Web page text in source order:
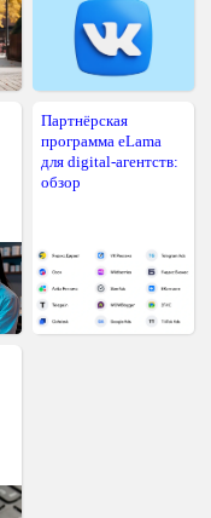
Партнёрская
программа eLama
для digital-агентств:
обзор